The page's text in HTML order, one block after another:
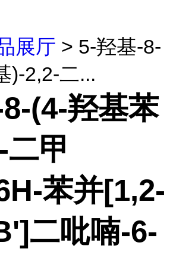
展厅 > 5-羟基-8-
)-2,2-二...
(4-羟基苯
甲
苯并[1,2-
二吡喃-6-